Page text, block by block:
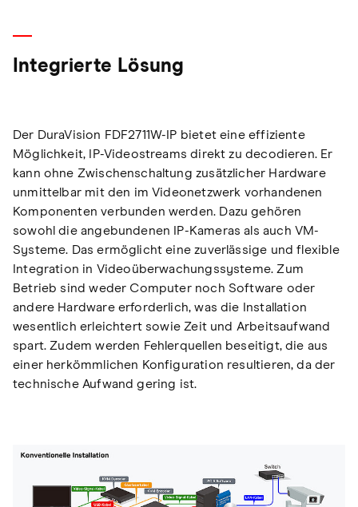
Integrierte Lösung
Der DuraVision FDF2711W-IP bietet eine effiziente
Möglichkeit, IP-Videostreams direkt zu decodieren. Er
kann ohne Zwischenschaltung zusätzlicher Hardware
unmittelbar mit den im Videonetzwerk vorhandenen
Komponenten verbunden werden. Dazu gehören
sowohl die angebundenen IP-Kameras als auch VM-
Systeme. Das ermöglicht eine zuverlässige und flexible
Integration in Videoüberwachungssysteme. Zum
Betrieb sind weder Computer noch Software oder
andere Hardware erforderlich, was die Installation
wesentlich erleichtert sowie Zeit und Arbeitsaufwand
spart. Zudem werden Fehlerquellen beseitigt, die aus
einer herkömmlichen Konfiguration resultieren, da der
technische Aufwand gering ist.